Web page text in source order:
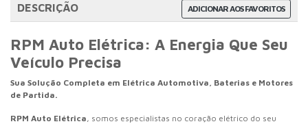
ADICIONAR AOS FAVORITOS
DESCRIÇÃO
RPM Auto Elétrica: A Energia Que Seu
Veículo Precisa
Sua Solução Completa em Elétrica Automotiva, Baterias e Motores
de Partida.
RPM Auto Elétrica, somos especialistas no coração elétrico do seu